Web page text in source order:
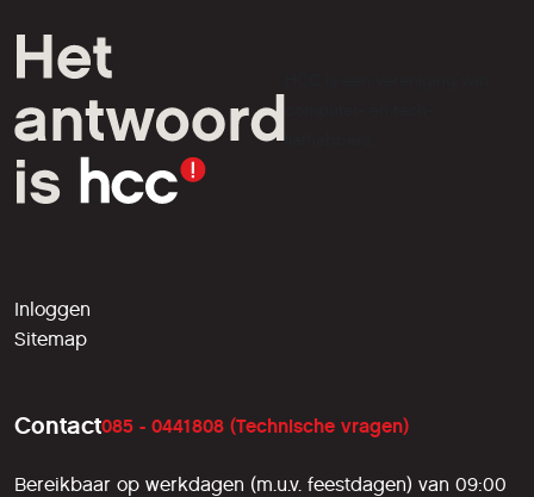
liefhebbers.
Inloggen
Sitemap
Contact085 - 0441808 (Technische vragen)
Bereikbaar op werkdagen (m.u.v. feestdagen) van 09:00